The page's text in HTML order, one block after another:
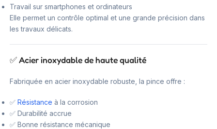
Travail sur smartphones et ordinateurs
Elle permet un contrôle optimal et une grande précision dans
les travaux délicats.
✅ Acier inoxydable de haute qualité
Fabriquée en acier inoxydable robuste, la pince offre :
✅ Résistance à la corrosion
✅ Durabilité accrue
✅ Bonne résistance mécanique